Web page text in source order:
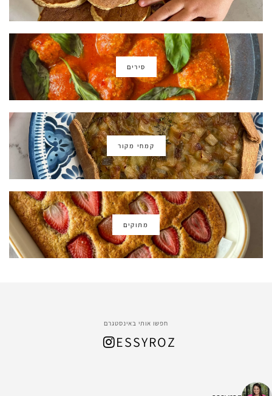
סירים
קמחי מקור
מתוקים
חפשו אותי באינסטגרם
ESSYROZ